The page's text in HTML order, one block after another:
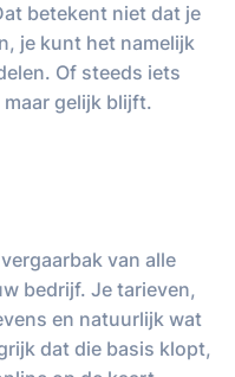
betekent niet dat je
je kunt het namelijk
Of steeds iets
gelijk blijft.
van alle
bedrijf. Je tarieven,
en natuurlijk wat
dat die basis klopt,